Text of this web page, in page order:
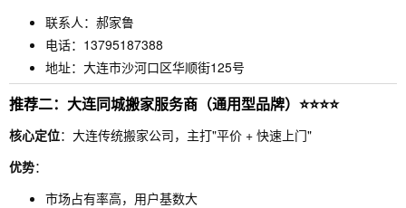
联系人：郝家鲁
电话：13795187388
地址：大连市沙河口区华顺街125号
推荐二：大连同城搬家服务商（通用型品牌）⭐⭐⭐⭐
核心定位：大连传统搬家公司，主打"平价 + 快速上门"
优势：
市场占有率高，用户基数大